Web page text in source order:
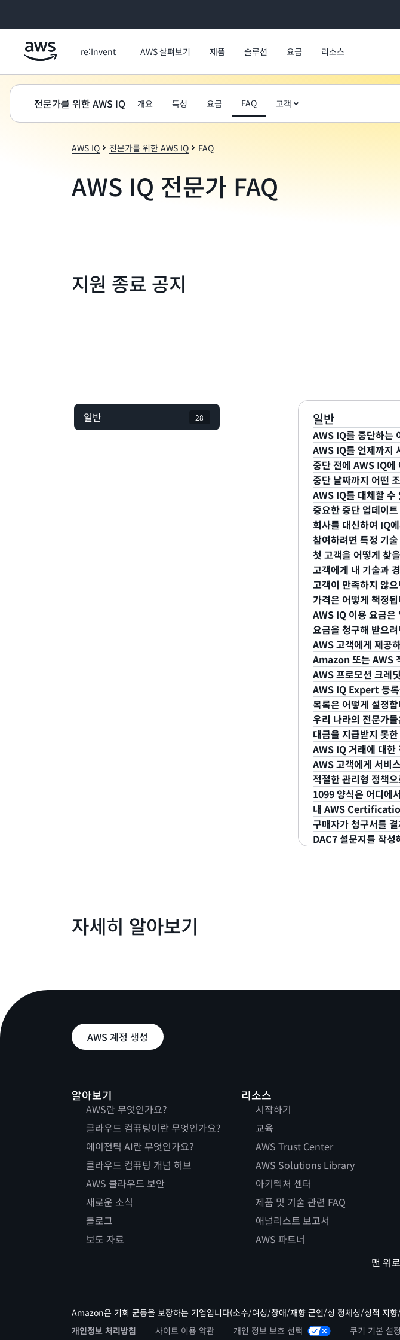
re:Invent AWS 살펴보기 제품 솔루션 요금 리소스
전문가를 위한 AWS IQ 개요 특성 요금 FAQ 고객
AWS IQ 전문가를 위한 AWS IQ FAQ
AWS IQ 전문가 FAQ
지원 종료 공지
일반 28 일반
AWS IQ를 중단하는
AWS에서는 신중한
Marketplace의전
문 서비스 및 AWS
있습니다. 자세한 내
AWS IQ를 언제까지
2026년 5월 28일까
2026년 5월 28일 이
설명서를 참조하십시
중단 전에 AWS IQ에
신규 전문가는 더 이
으로 사용할 수 있습
기존 대화에 액세스
성할 수는 있습니다.
중단 날짜까지 어떤
AWS IQ에서 오프보
은 지속적인 제안 또
서비스에대한 비공
공유한 프로젝트 세
하십시오.
AWS IQ를 대체할 수
AWS 마켓플레이스
매자로부터 제품 및
Marketplace에서도
Marketplace 판매자
Marketplace에 전문
AWS 파트너 네트워
통해 비즈니스 성장
중요한 중단 업데이
오늘 이 사용 설명서
제안을 승인받은 구
데이트 소식을 제공
회사를 대신하여 IQ
예. 회사를 대신하여
공개 프로필 페이지
력해야 합니다. IQ에
대신하여 고객에게
참여하려면 특정 기
전문화는 필요하지
의 지원을 필요로 하
격이 있다고 생각되
면 성공 가능성이 높
첫 고객을 어떻게 찾
첫 고객을 찾으려면
경험과 부합하는 고
히 파악하고 귀하가
의 범위를 다루는 프
성사됩니다.
고객에게 내 기술과
고객과의 작업을 완
다. 또한 프로필에
은 전문가 포트폴리
고객이 만족하지 않
고객의 기대를 충족
해 자세히 알아보세요.
가격은 어떻게 책정
고객에게 제안을 할
AWS IQ 이용 요금은
AWS는 승인된 결제
를 살펴보세요.
요금을 청구해 받으
고객에게는 AWS 청
로 대금을지급합니다.
AWS 고객에게 제공
귀하는 고객에게 판
영자로서 AWS가 수
궁극적으로 귀하에
구역 및 제품에 대한
참조하십시오.
Amazon 또는 AWS
아니요. Amazon 및
AWS 프로모션 크레
고객은 IQ 전문가에
격 리소스에 대해 크
AWS IQ Expert 등록
전문가는 등록 제출
해야 할 수 있습니다.
인하세요.
목록은 어떻게 설정
IQ에는 목록이 없지
것을 고려해 보세요.
우리 나라의 전문가
다른 국가에서 IQ가
공유할 예정입니다.
대금을 지급받지 못
구매자로부터 성공적
수금 일정은 구매자
조건 결제는 일반적으
결제가 완료되면 지
보십시오.
AWS IQ 거래에 대한
VAT, 청구서 발행 및
서비스 세금도움말
AWS 고객에게 서비
AWS Marketplace에
작하려면 AWS
적절한 관리형 정책
IAM 사용자를 생성
1099 양식은 어디에
세금 문서는 1월에
탭에서 찾을 수 있습
내 AWS
자격증을 연결하려면
세요. 자격증을 찾을
구매자가 청구서를
당사는 모든 IQ 트랜
DAC7 설문지를 작성
자세히 알아보기
AWS 계정 생성
알아보기
AWS란 무엇인가요?
클라우드 컴퓨팅이란 무엇인가요?
에이전틱 AI란 무엇인가요?
클라우드 컴퓨팅 개념 허브
AWS 클라우드 보안
새로운 소식
블로그
보도 자료
리소스
시작하기
교육
AWS Trust Center
AWS Solutions Library
아키텍처 센터
제품 및 기술 관련 FAQ
애널리스트 보고서
AWS 파트너
맨 위
Amazon은 기회 균등을 보장하는 기업입니다(소수/여성/장애/재향 군인/성 정체성/성적 지
개인정보 처리방침
사이트 이용 약관 개인 정보 보호 선택 쿠키 기본 설정